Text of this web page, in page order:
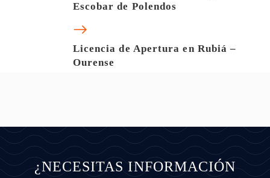
Escobar de Polendos
Licencia de Apertura en Rubiá –
Ourense
¿NECESITAS INFORMACIÓN